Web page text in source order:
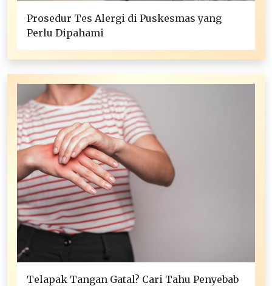
Prosedur Tes Alergi di Puskesmas yang
Perlu Dipahami
Telapak Tangan Gatal? Cari Tahu Penyebab